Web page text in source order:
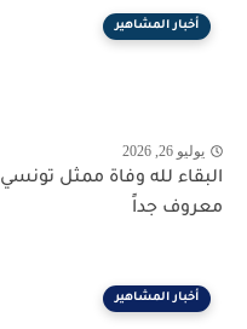
أخبار المشاهير
يوليو 26, 2026
البقاء لله وفاة ممثل تونسي
معروف جداً
أخبار المشاهير